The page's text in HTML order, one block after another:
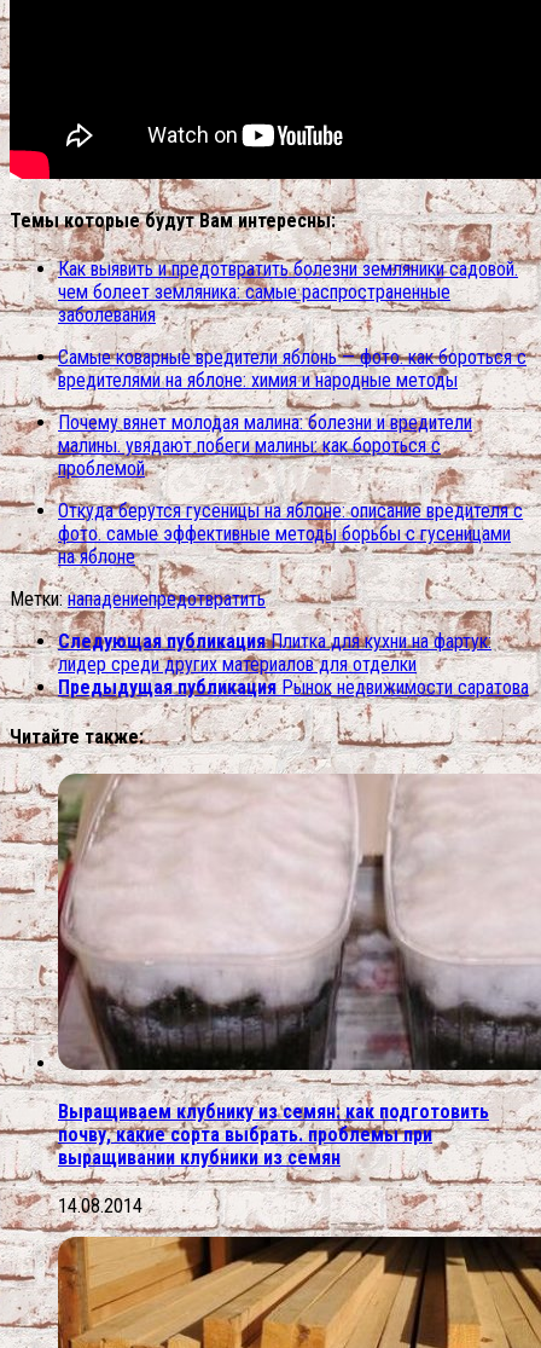
Темы которые будут Вам интересны:
Как выявить и предотвратить болезни земляники садовой.
чем болеет земляника: самые распространенные
заболевания
Самые коварные вредители яблонь — фото. как бороться с
вредителями на яблоне: химия и народные методы
Почему вянет молодая малина: болезни и вредители
малины. увядают побеги малины: как бороться с
проблемой
Откуда берутся гусеницы на яблоне: описание вредителя с
фото. самые эффективные методы борьбы с гусеницами
на яблоне
Метки: нападениепредотвратить
Следующая публикация Плитка для кухни на фартук:
лидер среди других материалов для отделки
Предыдущая публикация Рынок недвижимости саратова
Читайте также:
Выращиваем клубнику из семян: как подготовить
почву, какие сорта выбрать. проблемы при
выращивании клубники из семян
14.08.2014